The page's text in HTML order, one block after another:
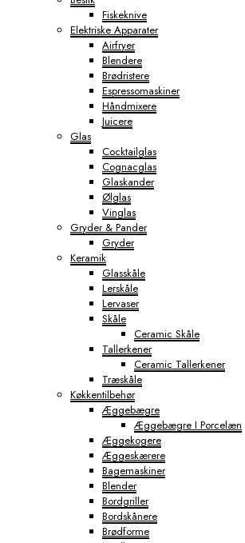
Fiskeknive
Elektriske Apparater
Airfryer
Blendere
Brødristere
Espressomaskiner
Håndmixere
Juicere
Glas
Cocktailglas
Cognacglas
Glaskander
Ølglas
Vinglas
Gryder & Pander
Gryder
Keramik
Glasskåle
Lerskåle
Lervaser
Skåle
Ceramic Skåle
Tallerkener
Ceramic Tallerkener
Træskåle
Køkkentilbehør
Æggebægre
Æggebægre I Porcelæn
Æggekogere
Æggeskærere
Bagemaskiner
Blender
Bordgriller
Bordskånere
Brødforme